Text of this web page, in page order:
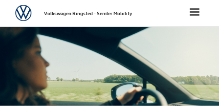
NYE VAREBILER
Toggle
VolkswagenVolkswagen Ringsted - Semler Mobility